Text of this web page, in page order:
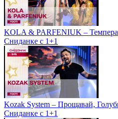
KOLA & PARFENIUK –
Сниданке с 1+1
Kozak System – Прощавай,
Сниданке с 1+1